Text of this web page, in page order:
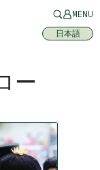
MENU
日本語
ー